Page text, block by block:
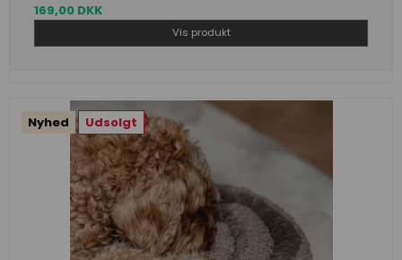
169,00 DKK
Vis produkt
Nyhed Udsolgt